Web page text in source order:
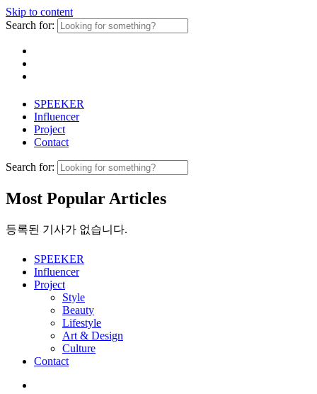
Skip to content
Search for:
SPEEKER
Influencer
Project
Contact
Search for:
Most Popular Articles
등록된 기사가 없습니다.
SPEEKER
Influencer
Project
Style
Beauty
Lifestyle
Art & Design
Culture
Contact